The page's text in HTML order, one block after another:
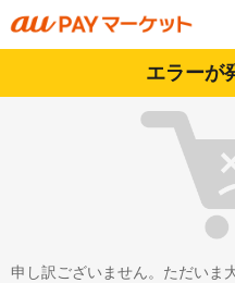
エラーが
申し訳ございません。ただいま